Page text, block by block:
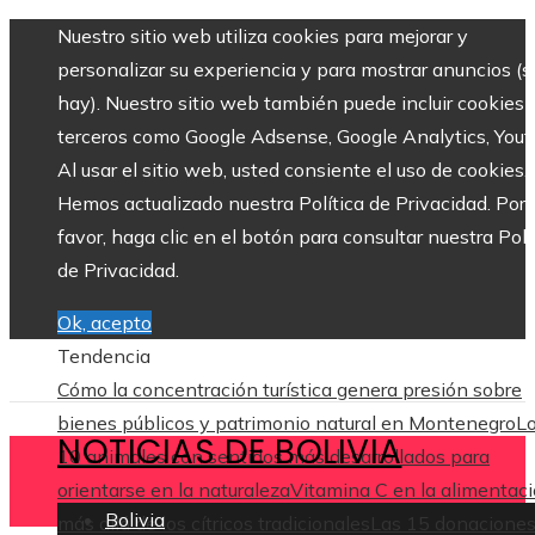
Nuestro sitio web utiliza cookies para mejorar y
personalizar su experiencia y para mostrar anuncios
hay). Nuestro sitio web también puede incluir cookies
terceros como Google Adsense, Google Analytics,
Al usar el sitio web, usted consiente el uso de cookies.
Hemos actualizado nuestra Política de Privacidad. Por
favor, haga clic en el botón para consultar nuestra
de Privacidad.
Ok, acepto
Tendencia
Cómo la concentración turística genera presión sobre
bienes públicos y patrimonio natural en Montenegro
10 animales con sentidos más desarrollados para
orientarse en la naturalezaVitamina C en la
más allá de los cítricos tradicionales
Las 15 donaciones
NOTICIAS DE BOLIVIA
Bolivia